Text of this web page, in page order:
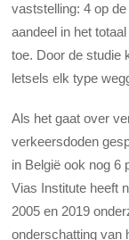
vaststelling: 4 op
aandeel in het
toe. Door de studie
letsels elk type
Als het gaat over
verkeersdoden
in België ook nog 6
Vias Institute heeft
2005 en 2019
onderschatting van